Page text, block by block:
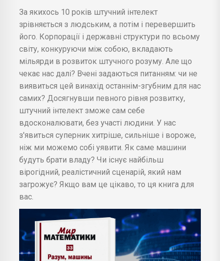
За якихось 10 років штучний інтелект
зрівняється з людським, а потім і перевершить
його. Корпорації і державні структури по всьому
світу, конкуруючи між собою, вкладають
мільярди в розвиток штучного розуму. Але що
чекає нас далі? Вчені задаються питанням: чи не
виявиться цей винахід останнім-згубним для нас
самих? Досягнувши певного рівня розвитку,
штучний інтелект зможе сам себе
вдосконалювати, без участі людини. У нас
з'явиться суперник хитріше, сильніше і вороже,
ніж ми можемо собі уявити. Як саме машини
будуть брати владу? Чи існує найбільш
вірогідний, реалістичний сценарій, який нам
загрожує? Якщо вам це цікаво, то ця книга для
вас.